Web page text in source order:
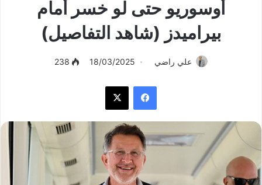
أوسوريو حتى لو خسر أمام
بيراميدز (شاهد التفاصيل)
علي راضي 18/03/2025
238
فيسبوك